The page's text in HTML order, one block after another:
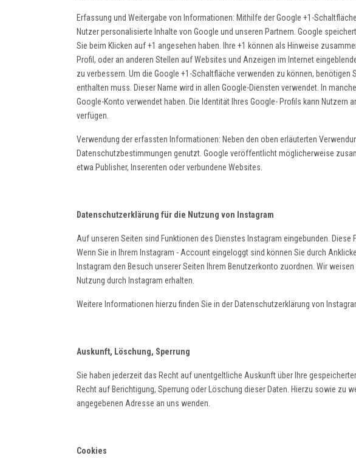
Erfassung und Weitergabe von Informationen: Mithilfe der Google +1-
Nutzer personalisierte Inhalte von Google und unseren Partnern. Google
Sie beim Klicken auf +1 angesehen haben. Ihre +1 können als Hinweise
Profil, oder an anderen Stellen auf Websites und Anzeigen im Internet
zu verbessern. Um die Google +1-Schaltfläche verwenden zu können,
enthalten muss. Dieser Name wird in allen Google-Diensten verwendet. In
Google-Konto verwendet haben. Die Identität Ihres Google- Profils kann
verfügen.
Verwendung der erfassten Informationen: Neben den oben erläuterten
Datenschutzbestimmungen genutzt. Google veröffentlicht möglicherweise
etwa Publisher, Inserenten oder verbundene Websites.
Datenschutzerklärung für die Nutzung von Instagram
Auf unseren Seiten sind Funktionen des Dienstes Instagram eingebunden.
Wenn Sie in Ihrem Instagram - Account eingeloggt sind können Sie durch
Instagram den Besuch unserer Seiten Ihrem Benutzerkonto zuordnen. Wir
Nutzung durch Instagram erhalten.
Weitere Informationen hierzu finden Sie in der Datenschutzerklärung von
Auskunft, Löschung, Sperrung
Sie haben jederzeit das Recht auf unentgeltliche Auskunft über Ihre
Recht auf Berichtigung, Sperrung oder Löschung dieser Daten. Hierzu sowie zu
angegebenen Adresse an uns wenden.
Cookies